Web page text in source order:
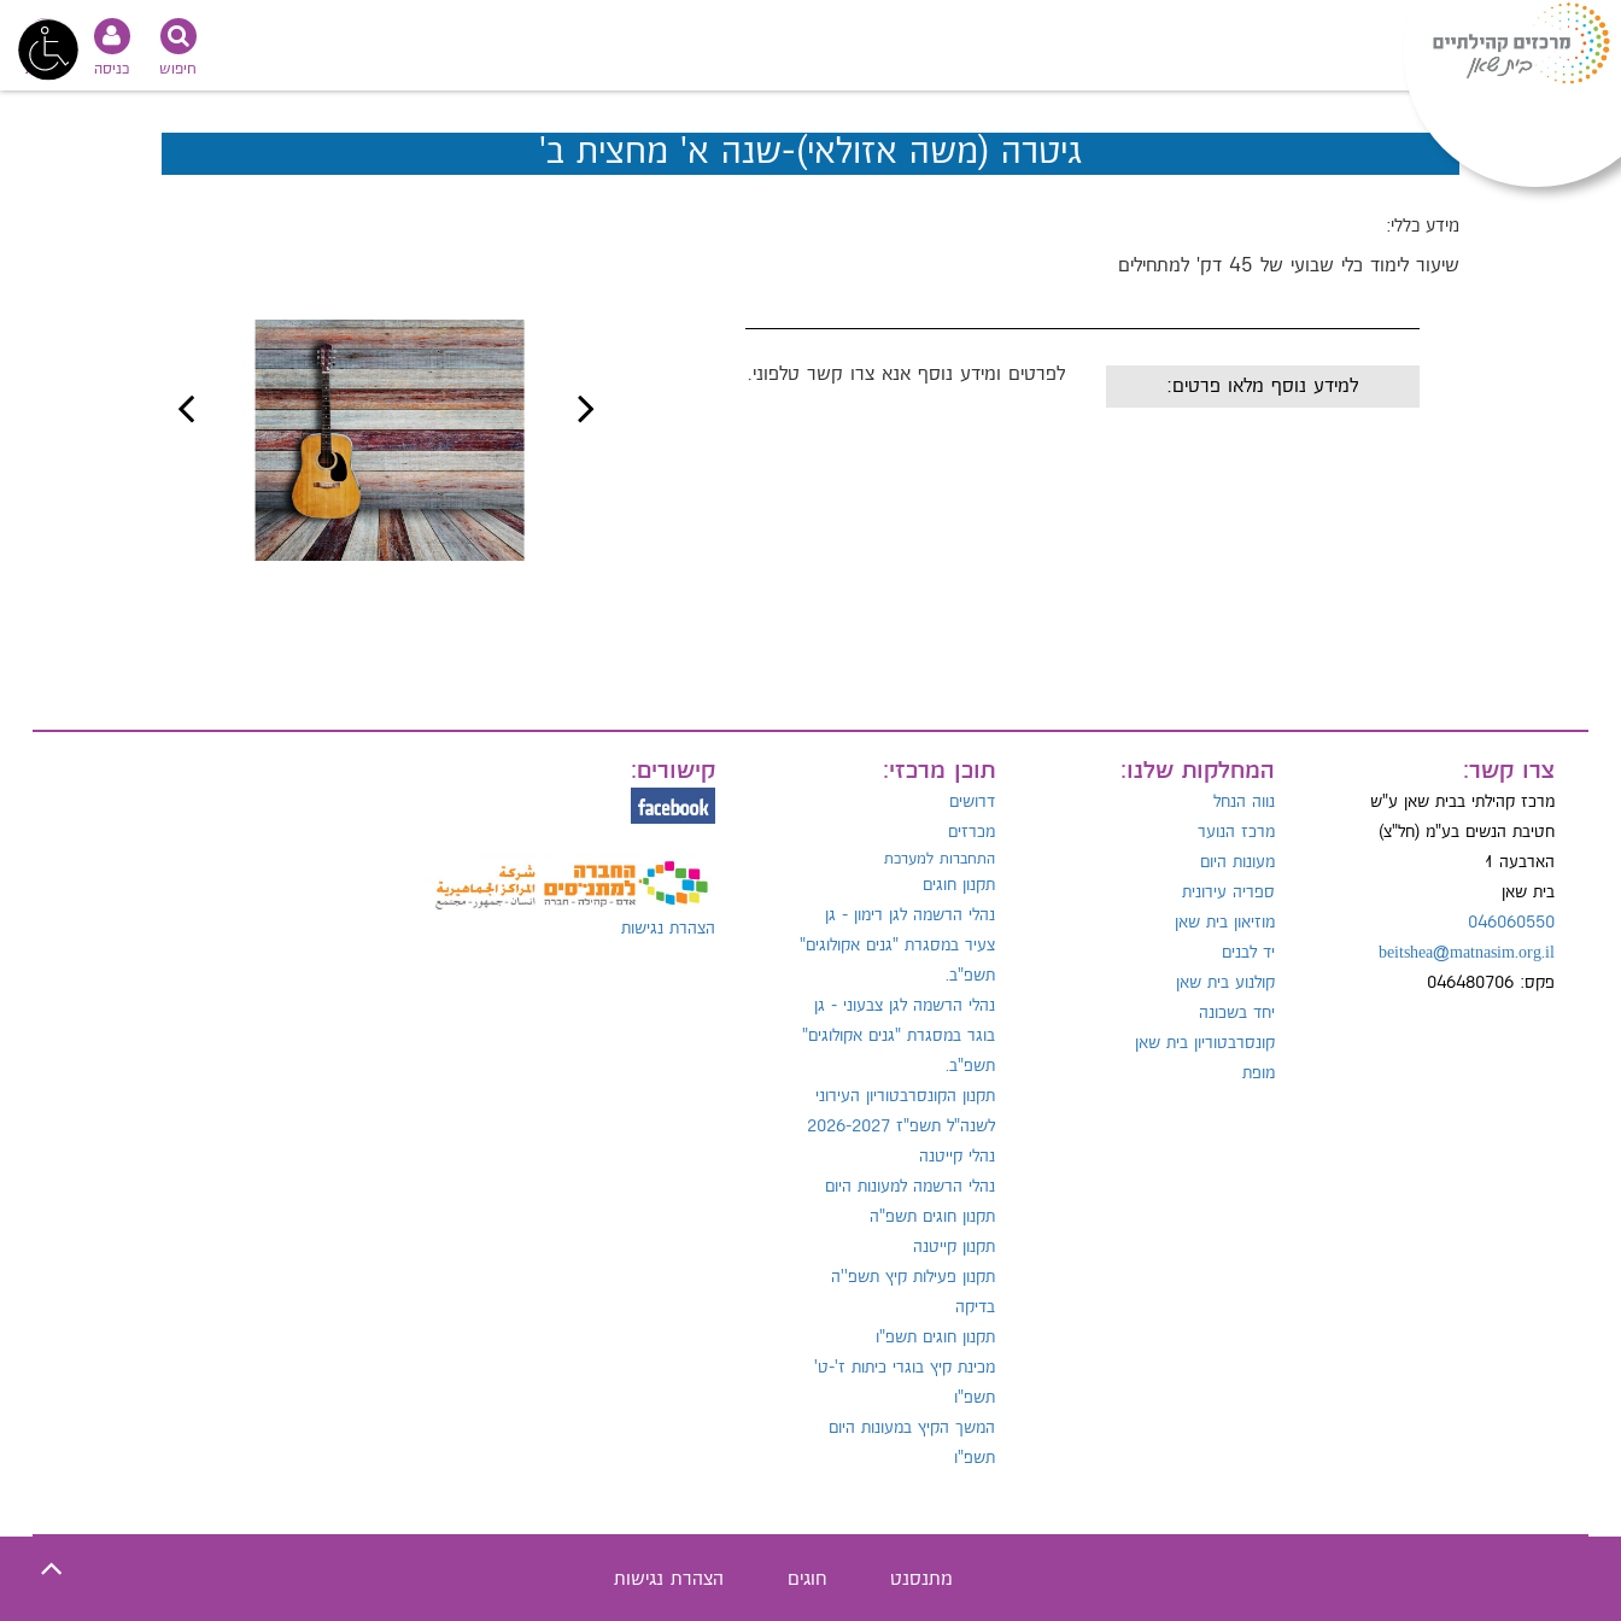
נגישות כניסה חיפוש
גיטרה (משה אזולאי)-שנה א' מחצית ב'
מידע כללי:
שיעור לימוד כלי שבועי של 45 דק' למתחילים
לפרטים ומידע נוסף אנא צרו קשר טלפוני.
למידע נוסף מלאו פרטים:
צרו קשר:
מרכז קהילתי בבית שאן ע"ש
חטיבת הנשים בע"מ (חל"צ)
הארבעה 1
בית שאן
046060550
beitshea@matnasim.org.il
פקס: 046480706
המחלקות שלנו:
נווה הנחל
מרכז הנוער
מעונות היום
ספריה עירונית
מוזיאון בית שאן
יד לבנים
קולנוע בית שאן
יחד בשכונה
קונסרבטוריון בית שאן
מופת
תוכן מרכזי:
דרושים
מכרזים
התחברות למערכת
תקנון חוגים
נהלי הרשמה לגן רימון - גן
צעיר במסגרת "גנים אקולוגים"
תשפ"ב.
נהלי הרשמה לגן צבעוני - גן
בוגר במסגרת "גנים אקולוגים"
תשפ"ב.
תקנון הקונסרבטוריון העירוני
לשנה"ל תשפ"ז 2026-2027
נהלי קייטנה
נהלי הרשמה למעונות היום
תקנון חוגים תשפ"ה
תקנון קייטנה
תקנון פעילות קיץ תשפ''ה
בדיקה
תקנון חוגים תשפ"ו
מכינת קיץ בוגרי כיתות ז'-ט'
תשפ"ו
המשך הקיץ במעונות היום
תשפ"ו
קישורים:
הצהרת נגישות
מתנסנט חוגים הצהרת נגישות